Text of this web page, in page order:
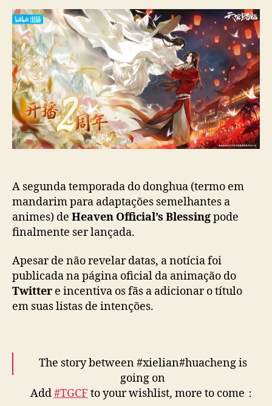
r
d
o
p
o
s
t
d
e
p
u
b
l
i
a
ç
ã
H
e
a
v
e
n
O
f
f
i
c
l
’
s
s
s
i
S
u
A segunda temporada do donghua (termo em
mandarim para adaptações semelhantes a
animes) de Heaven Official’s Blessingpode
finalmente ser lançada.
Apesar de não revelar datas, a notícia foi
publicada na página oficial da animação do
Twitter e incentiva os fãs a adicionar o título
em suas listas de intenções.
The story between #xielian#huacheng is
going on
Add#TGCF to your wishlist, more to come：